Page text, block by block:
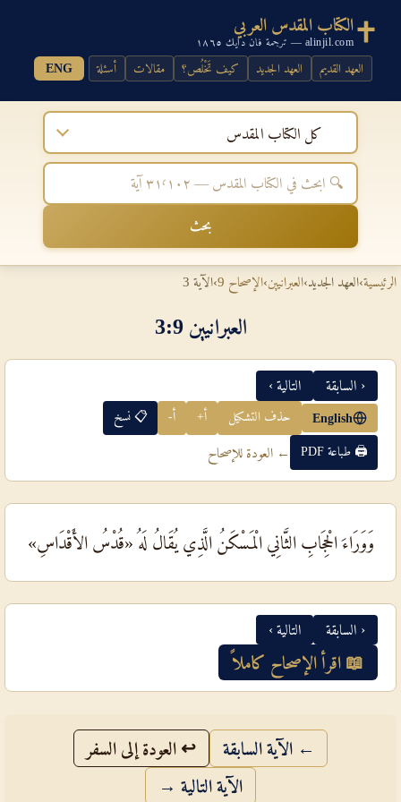
الكتاب المقدس العربي
alinjil.com — ترجمة فان دايك ١٨٦٥
العهد القديم العهد الجديد كيف تَخْلُص؟ مقالات أسئلة ENG
كل الكتاب المقدس
بحث
الرئيسية›العهد الجديد›العبرانيين›الإصحاح 9 ›الآية 3
العبرانيين 9‏:‏3
‹ السابقة التالية ›
English حذف التشكيل أ+ أ- 📋 نسخ
🖨 طباعة PDF ← العودة للإصحاح
وَوَرَاءَ الْحِجَابِ الثَّانِي الْمَسْكَنُ الَّذِي يُقَالُ لَهُ «قُدْسُ الأَقْدَاسِ»
‹ السابقة التالية ›
📖 اقرأ الإصحاح كاملاً
← الآية السابقة
↩ العودة إلى السفر
الآية التالية →